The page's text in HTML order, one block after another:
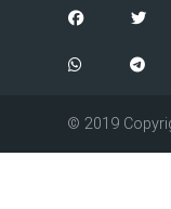
© 2019